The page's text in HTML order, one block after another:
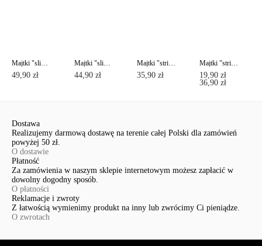
Majtki "slipy" DAY BY DAY RP0001
49,90 zł
Majtki "slipy" DAY BY DAY RP0002
44,90 zł
Majtki "stringi" DAY BY DAY RP0003
35,90 zł
Majtki "stringi" VOYAGE RP5016
19,90 zł
36,90 zł
Dostawa
Realizujemy darmową dostawę na terenie całej Polski dla zamówień
powyżej 50 zł.
O dostawie
Płatność
Za zamówienia w naszym sklepie internetowym możesz zapłacić w
dowolny dogodny sposób.
O płatności
Reklamacje i zwroty
Z łatwością wymienimy produkt na inny lub zwrócimy Ci pieniądze.
O zwrotach